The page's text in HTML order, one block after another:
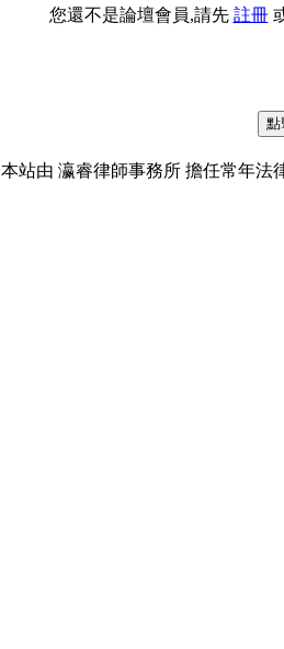
您還不是論壇會員,請先 註冊
本站由 瀛睿律師事務所 擔任常年法